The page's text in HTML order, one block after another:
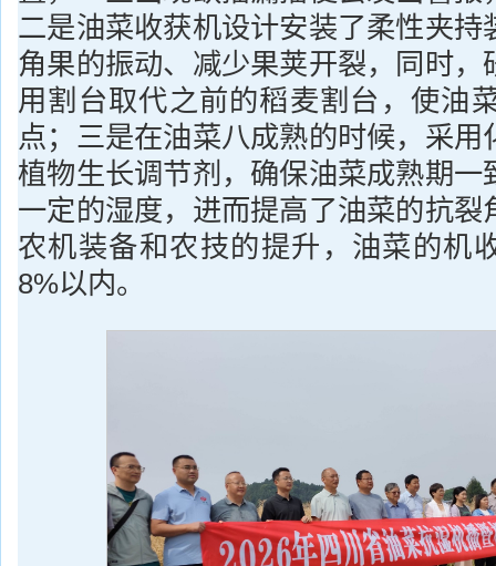
二是油菜收获机设计安装了柔性夹持
角果的振动、减少果荚开裂，同时，
用割台取代之前的稻麦割台，使油
点；三是在油菜八成熟的时候，采用
植物生长调节剂，确保油菜成熟期一
一定的湿度，进而提高了油菜的抗裂
农机装备和农技的提升，油菜的机
8%以内。